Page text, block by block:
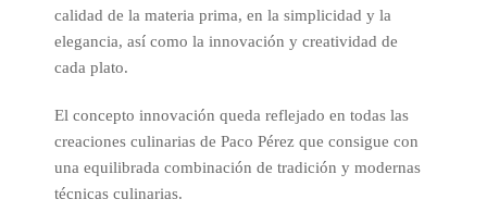
calidad de la materia prima, en la simplicidad y la
elegancia, así como la innovación y creatividad de
cada plato.
El concepto innovación queda reflejado en todas las
creaciones culinarias de Paco Pérez que consigue con
una equilibrada combinación de tradición y modernas
técnicas culinarias.